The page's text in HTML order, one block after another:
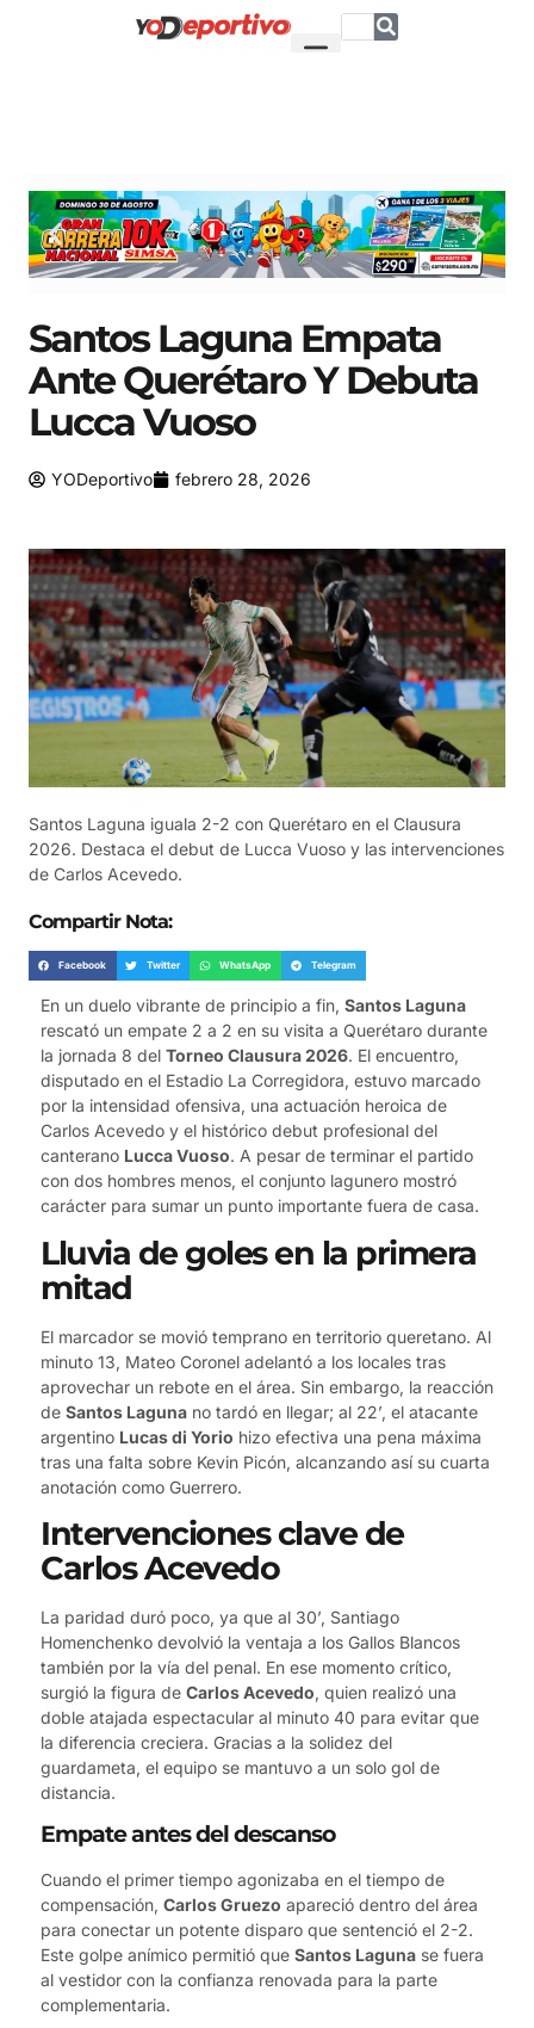
Santos Laguna Empata
Ante Querétaro Y Debuta
Lucca Vuoso
YODeportivo febrero 28, 2026
Santos Laguna iguala 2-2 con Querétaro en el Clausura
2026. Destaca el debut de Lucca Vuoso y las intervenciones
de Carlos Acevedo.
Compartir Nota:
Facebook Twitter WhatsApp Telegram
En un duelo vibrante de principio a fin, Santos Laguna
rescató un empate 2 a 2 en su visita a Querétaro durante
la jornada 8 del Torneo Clausura 2026. El encuentro,
disputado en el Estadio La Corregidora, estuvo marcado
por la intensidad ofensiva, una actuación heroica de
Carlos Acevedo y el histórico debut profesional del
canterano Lucca Vuoso. A pesar de terminar el partido
con dos hombres menos, el conjunto lagunero mostró
carácter para sumar un punto importante fuera de casa.
Lluvia de goles en la primera
mitad
El marcador se movió temprano en territorio queretano. Al
minuto 13, Mateo Coronel adelantó a los locales tras
aprovechar un rebote en el área. Sin embargo, la reacción
de Santos Laguna no tardó en llegar; al 22’, el atacante
argentino Lucas di Yorio hizo efectiva una pena máxima
tras una falta sobre Kevin Picón, alcanzando así su cuarta
anotación como Guerrero.
Intervenciones clave de
Carlos Acevedo
La paridad duró poco, ya que al 30’, Santiago
Homenchenko devolvió la ventaja a los Gallos Blancos
también por la vía del penal. En ese momento crítico,
surgió la figura de Carlos Acevedo, quien realizó una
doble atajada espectacular al minuto 40 para evitar que
la diferencia creciera. Gracias a la solidez del
guardameta, el equipo se mantuvo a un solo gol de
distancia.
Empate antes del descanso
Cuando el primer tiempo agonizaba en el tiempo de
compensación, Carlos Gruezo apareció dentro del área
para conectar un potente disparo que sentenció el 2-2.
Este golpe anímico permitió que Santos Laguna se fuera
al vestidor con la confianza renovada para la parte
complementaria.